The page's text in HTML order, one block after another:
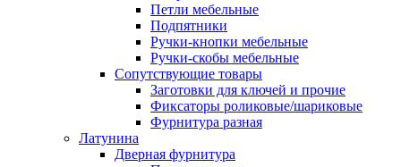
Петли мебельные
Подпятники
Ручки-кнопки мебельные
Ручки-скобы мебельные
Сопутствующие товары
Заготовки для ключей и прочие
Фиксаторы роликовые/шариковые
Фурнитура разная
Латунина
Дверная фурнитура